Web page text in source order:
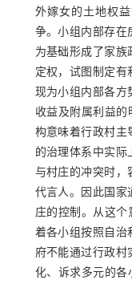
外嫁女的土地权
争。小组内部存在
为基础形成了家族
定权，试图制定有
现为小组内部各方
收益及附属利益的
构意味着行政村主
的治理体系中实
与村庄的冲突时，
代言人。因此国家
庄的控制。从这个
着各小组按照自治
府不能通过行政村
化、诉求多元的各